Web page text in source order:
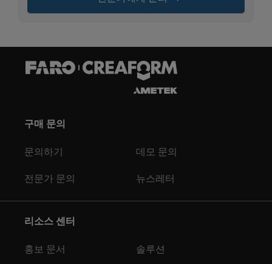
구매 문의
문의하기 데모 문의
전문가 문의 뉴스레터
리소스 센터
홍보 문서 솔루션